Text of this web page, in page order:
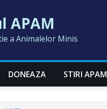
APAM
a Animalelor Minis
DONEAZA STIRI APAM